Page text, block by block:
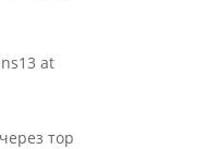
at
тор